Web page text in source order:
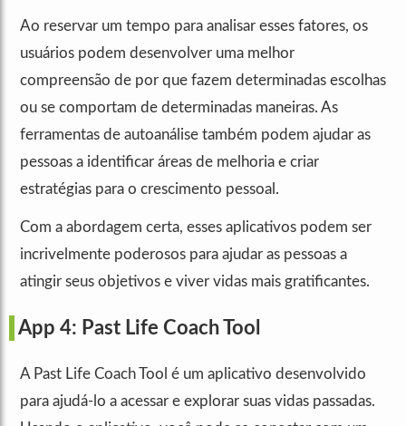
Ao reservar um tempo para analisar esses fatores, os
usuários podem desenvolver uma melhor
compreensão de por que fazem determinadas escolhas
ou se comportam de determinadas maneiras. As
ferramentas de autoanálise também podem ajudar as
pessoas a identificar áreas de melhoria e criar
estratégias para o crescimento pessoal.
Com a abordagem certa, esses aplicativos podem ser
incrivelmente poderosos para ajudar as pessoas a
atingir seus objetivos e viver vidas mais gratificantes.
App 4: Past Life Coach Tool
A Past Life Coach Tool é um aplicativo desenvolvido
para ajudá-lo a acessar e explorar suas vidas passadas.